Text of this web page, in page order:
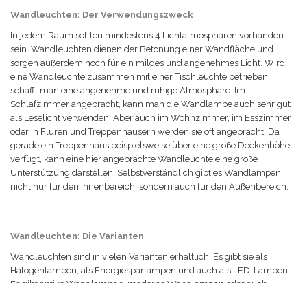
Wandleuchten: Der Verwendungszweck
In jedem Raum sollten mindestens 4 Lichtatmosphären vorhanden
sein. Wandleuchten dienen der Betonung einer Wandfläche und
sorgen außerdem noch für ein mildes und angenehmes Licht. Wird
eine Wandleuchte zusammen mit einer Tischleuchte betrieben,
schafft man eine angenehme und ruhige Atmosphäre. Im
Schlafzimmer angebracht, kann man die Wandlampe auch sehr gut
als Leselicht verwenden. Aber auch im Wohnzimmer, im Esszimmer
oder in Fluren und Treppenhäusern werden sie oft angebracht. Da
gerade ein Treppenhaus beispielsweise über eine große Deckenhöhe
verfügt, kann eine hier angebrachte Wandleuchte eine große
Unterstützung darstellen. Selbstverständlich gibt es Wandlampen
nicht nur für den Innenbereich, sondern auch für den Außenbereich.
Wandleuchten: Die Varianten
Wandleuchten sind in vielen Varianten erhältlich. Es gibt sie als
Halogenlampen, als Energiesparlampen und auch als LED-Lampen.